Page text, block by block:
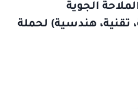
الجوية
(إدارية، تقنية، هندسية) لحملة